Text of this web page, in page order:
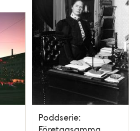
Poddserie:
Företagsamma